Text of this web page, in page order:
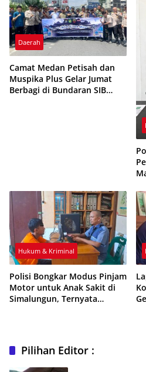
Daerah
Camat Medan Petisah dan
Muspika Plus Gelar Jumat
Berbagi di Bundaran SIB
Hukum & Kriminal
Polisi Bongkar Modus Pinjam
Motor untuk Anak Sakit di
Simalungun, Ternyata
Pilihan Editor :